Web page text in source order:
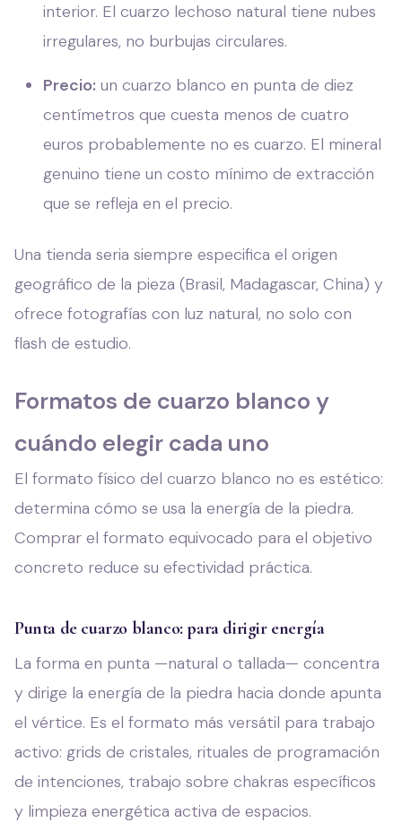
interior. El cuarzo lechoso natural tiene nubes
irregulares, no burbujas circulares.
Precio: un cuarzo blanco en punta de diez
centímetros que cuesta menos de cuatro
euros probablemente no es cuarzo. El mineral
genuino tiene un costo mínimo de extracción
que se refleja en el precio.
Una tienda seria siempre especifica el origen
geográfico de la pieza (Brasil, Madagascar, China) y
ofrece fotografías con luz natural, no solo con
flash de estudio.
Formatos de cuarzo blanco y
cuándo elegir cada uno
El formato físico del cuarzo blanco no es estético:
determina cómo se usa la energía de la piedra.
Comprar el formato equivocado para el objetivo
concreto reduce su efectividad práctica.
Punta de cuarzo blanco: para dirigir energía
La forma en punta —natural o tallada— concentra
y dirige la energía de la piedra hacia donde apunta
el vértice. Es el formato más versátil para trabajo
activo: grids de cristales, rituales de programación
de intenciones, trabajo sobre chakras específicos
y limpieza energética activa de espacios.